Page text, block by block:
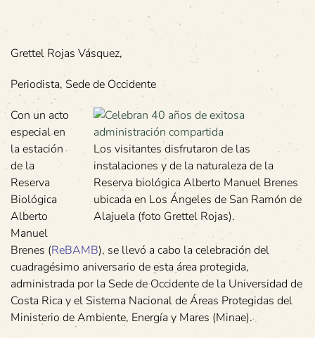
Grettel Rojas Vásquez,
Periodista, Sede de Occidente
Los visitantes disfrutaron de las
instalaciones y de la naturaleza de la
Reserva biológica Alberto Manuel Brenes
ubicada en Los Ángeles de San Ramón de
Alajuela (foto Grettel Rojas).
Con un acto
especial en
la estación
de la
Reserva
Biológica
Alberto
Manuel
Brenes (ReBAMB), se llevó a cabo la celebración del
cuadragésimo aniversario de esta área protegida,
administrada por la Sede de Occidente de la Universidad de
Costa Rica y el Sistema Nacional de Áreas Protegidas del
Ministerio de Ambiente, Energía y Mares (Minae).